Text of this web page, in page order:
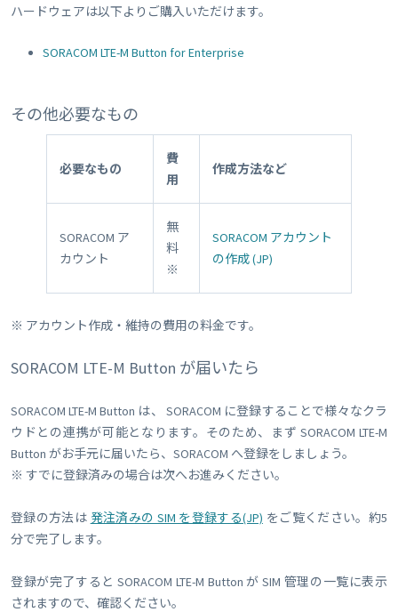
ハードウェアは以下よりご購入いただけます。
SORACOM LTE-M Button for Enterprise
その他必要なもの
必要なもの
費
用
作成方法など
SORACOM ア
カウント
無
料
※
SORACOM アカウント
の作成 (JP)
※ アカウント作成・維持の費用の料金です。
SORACOM LTE-M Button が届いたら
SORACOM LTE-M Button は、 SORACOM に登録することで様々なクラ
ウドとの連携が可能となります。そのため、まず SORACOM LTE-M
Button がお手元に届いたら、SORACOM へ登録をしましょう。
※ すでに登録済みの場合は次へお進みください。
登録の方法は 発注済みの SIM を登録する(JP) をご覧ください。約5
分で完了します。
登録が完了すると SORACOM LTE-M Button が SIM 管理の一覧に表示
されますので、確認ください。